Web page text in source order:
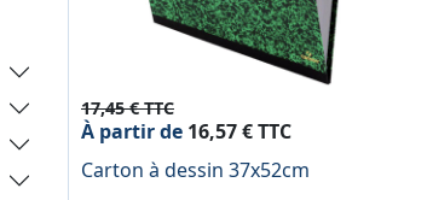
17,45 € TTC
À partir de 16,57 € TTC
Carton à dessin 37x52cm